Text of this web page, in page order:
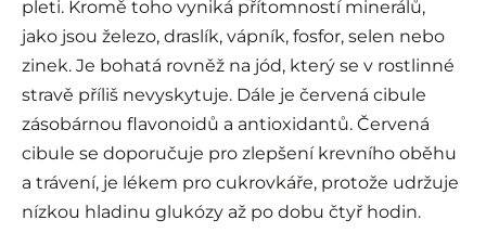
pleti. Kromě toho vyniká přítomností minerálů,
jako jsou železo, draslík, vápník, fosfor, selen nebo
zinek. Je bohatá rovněž na jód, který se v rostlinné
stravě příliš nevyskytuje. Dále je červená cibule
zásobárnou flavonoidů a antioxidantů. Červená
cibule se doporučuje pro zlepšení krevního oběhu
a trávení, je lékem pro cukrovkáře, protože udržuje
nízkou hladinu glukózy až po dobu čtyř hodin.